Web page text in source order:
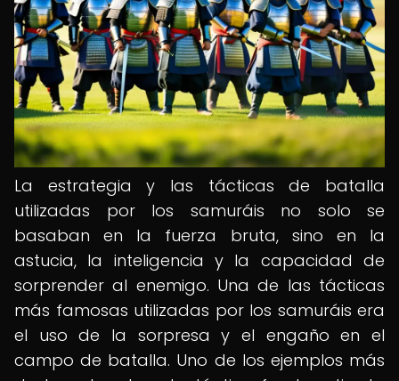
La estrategia y las tácticas de batalla
utilizadas por los samuráis no solo se
basaban en la fuerza bruta, sino en la
astucia, la inteligencia y la capacidad de
sorprender al enemigo. Una de las tácticas
más famosas utilizadas por los samuráis era
el uso de la sorpresa y el engaño en el
campo de batalla. Uno de los ejemplos más